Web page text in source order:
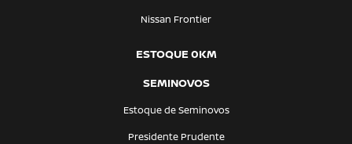
Nissan Frontier
ESTOQUE 0KM
SEMINOVOS
Estoque de Seminovos
Presidente Prudente